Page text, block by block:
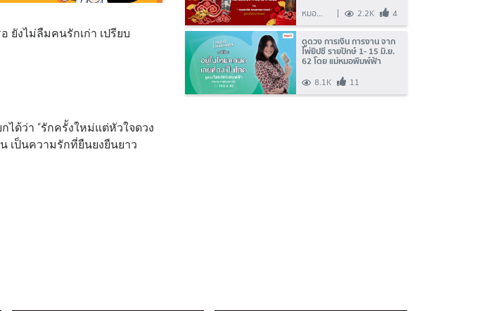
ยังไม่ลืมคนรักเก่า เปรียบ
ได้ว่า “รักครั้งใหม่แต่หัวใจดวง
เป็นความรักที่ยืนยงยืนยาว
พระพิฆเนศ
หมอ
อาร์ต
คเณชา
พยากรณ์
ดูดวงไพ่
พระ
พิฆเนศ
2.2K 4
ดูดวง การเงิน การงาน จาก
ไพ่ยิปซี รายปักษ์ 1- 15 มิ.ย.
62 โดย แม่หมอพิมพ์ฟ้า
8.1K 11